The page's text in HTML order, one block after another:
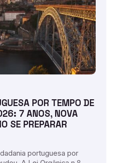
POR TEMPO DE
7 ANOS, NOVA
SE PREPARAR
portuguesa por